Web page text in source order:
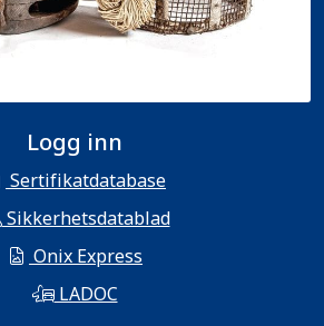
Logg inn
Sertifikatdatabase
Sikkerhetsdatablad
Onix Express
LADOC